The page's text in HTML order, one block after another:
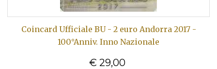
Coincard Ufficiale BU - 2 euro Andorra 2017 -
100°Anniv. Inno Nazionale
€ 29,00